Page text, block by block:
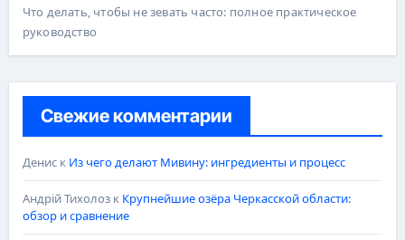
Что делать, чтобы не зевать часто: полное практическое
руководство
Свежие комментарии
Дениск Из чего делают Мивину: ингредиенты и процесс
Андрій Тихолозк Крупнейшие озёра Черкасской области:
обзор и сравнение